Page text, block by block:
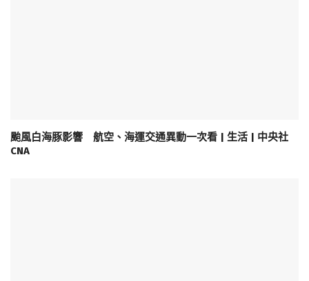
颱風白海豚影響 航空、海運交通異動一次看 | 生活 | 中央社
CNA